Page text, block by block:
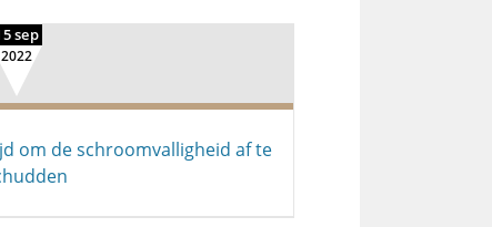
sep
2022
om de schroomvalligheid af te